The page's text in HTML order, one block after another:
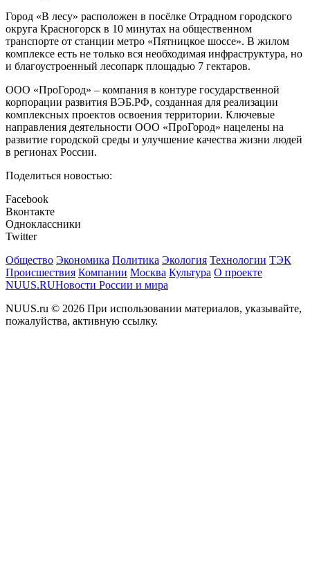
Город «В лесу» расположен в посёлке Отрадном городского
округа Красногорск в 10 минутах на общественном
транспорте от станции метро «Пятницкое шоссе». В жилом
комплексе есть не только вся необходимая инфраструктура, но
и благоустроенный лесопарк площадью 7 гектаров.
ООО «ПроГород» – компания в контуре государственной
корпорации развития ВЭБ.РФ, созданная для реализации
комплексных проектов освоения территории. Ключевые
направления деятельности ООО «ПроГород» нацелены на
развитие городской среды и улучшение качества жизни людей
в регионах России.
Поделиться новостью:
Facebook
Вконтакте
Одноклассники
Twitter
Общество Экономика Политика Экология Технологии ТЭК
Происшествия Компании Москва Культура О проекте
NUUS.RUНовости России и мира
NUUS.ru © 2026 При использовании материалов, указывайте,
пожалуйства, активную ссылку.